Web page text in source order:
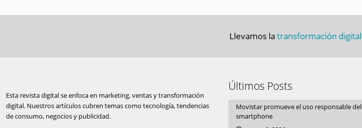
Llevamos la transformación digital
Esta revista digital se enfoca en marketing, ventas y transformación
digital. Nuestros artículos cubren temas como tecnología, tendencias
de consumo, negocios y publicidad.
Últimos Posts
Movistar promueve el uso responsable del
smartphone